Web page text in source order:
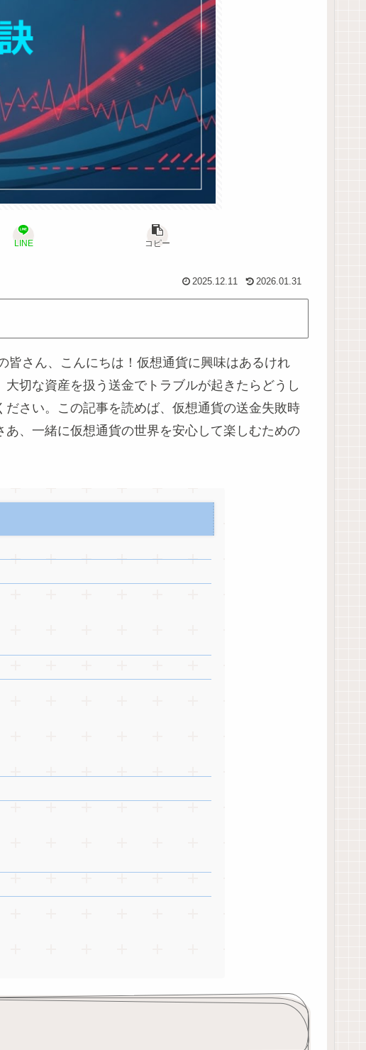
LINE コピー
2025.12.11 2026.01.31
皆さん、こんにちは！仮想通貨に興味はあるけれ
切な資産を扱う送金でトラブルが起きたらどうし
さい。この記事を読めば、仮想通貨の送金失敗時
、一緒に仮想通貨の世界を安心して楽しむための